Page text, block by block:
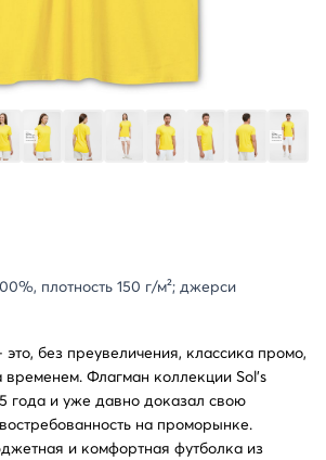
плотность 150 г/м²; джерси
без преувеличения, классика промо,
Флагман коллекции Sol’s
года и уже давно доказал свою
на проморынке.
и комфортная футболка из